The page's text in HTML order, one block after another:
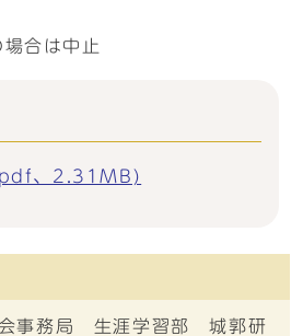
合は中止
、2.31MB)
事務局 生涯学習部 城郭研